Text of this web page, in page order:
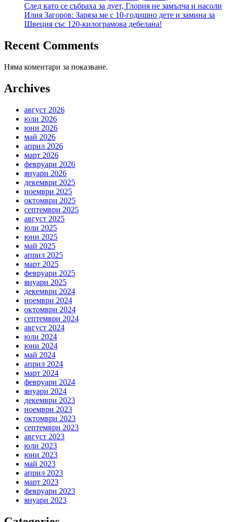
След като се събраха за дует, Глория не замълча и насоли
Илия Загоров: Заряза ме с 10-годишно дете и замина за
Швеция със 120-килограмова дебелана!
Recent Comments
Няма коментари за показване.
Archives
август 2026
юли 2026
юни 2026
май 2026
април 2026
март 2026
февруари 2026
януари 2026
декември 2025
ноември 2025
октомври 2025
септември 2025
август 2025
юли 2025
юни 2025
май 2025
април 2025
март 2025
февруари 2025
януари 2025
декември 2024
ноември 2024
октомври 2024
септември 2024
август 2024
юли 2024
юни 2024
май 2024
април 2024
март 2024
февруари 2024
януари 2024
декември 2023
ноември 2023
октомври 2023
септември 2023
август 2023
юли 2023
юни 2023
май 2023
април 2023
март 2023
февруари 2023
януари 2023